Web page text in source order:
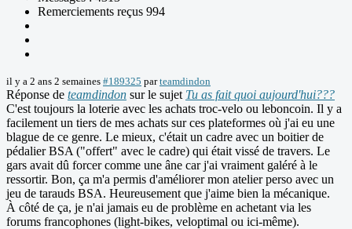
Remerciements reçus 994
il y a 2 ans 2 semaines #189325 parteamdindon
Réponse de teamdindon sur le sujet Tu as fait quoi aujourd'hui???
C'est toujours la loterie avec les achats troc-velo ou leboncoin. Il y a
facilement un tiers de mes achats sur ces plateformes où j'ai eu une
blague de ce genre. Le mieux, c'était un cadre avec un boitier de
pédalier BSA ("offert" avec le cadre) qui était vissé de travers. Le
gars avait dû forcer comme une âne car j'ai vraiment galéré à le
ressortir. Bon, ça m'a permis d'améliorer mon atelier perso avec un
jeu de tarauds BSA. Heureusement que j'aime bien la mécanique.
À côté de ça, je n'ai jamais eu de problème en achetant via les
forums francophones (light-bikes, veloptimal ou ici-même).